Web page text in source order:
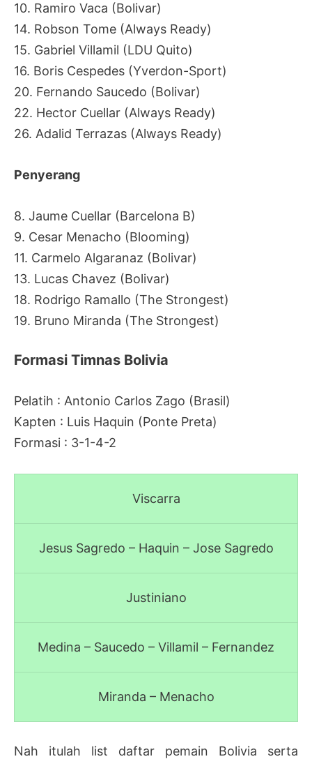
10. Ramiro Vaca (Bolivar)
14. Robson Tome (Always Ready)
15. Gabriel Villamil (LDU Quito)
16. Boris Cespedes (Yverdon-Sport)
20. Fernando Saucedo (Bolivar)
22. Hector Cuellar (Always Ready)
26. Adalid Terrazas (Always Ready)
Penyerang
8. Jaume Cuellar (Barcelona B)
9. Cesar Menacho (Blooming)
11. Carmelo Algaranaz (Bolivar)
13. Lucas Chavez (Bolivar)
18. Rodrigo Ramallo (The Strongest)
19. Bruno Miranda (The Strongest)
Formasi Timnas Bolivia
Pelatih : Antonio Carlos Zago (Brasil)
Kapten : Luis Haquin (Ponte Preta)
Formasi : 3-1-4-2
Viscarra
Jesus Sagredo – Haquin – Jose Sagredo
Justiniano
Medina – Saucedo – Villamil – Fernandez
Miranda – Menacho
Nah itulah list daftar pemain Bolivia serta